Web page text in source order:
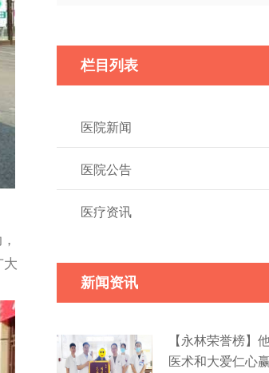
大
栏目列表
医院新闻
医院公告
医疗资讯
新闻资讯
【永林荣誉榜】
医术和大爱仁心